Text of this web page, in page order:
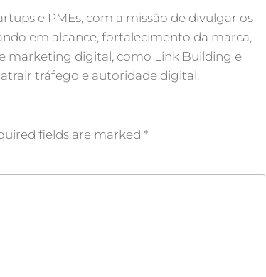
e PMEs, com a missão de divulgar os
em alcance, fortalecimento da marca,
marketing digital, como Link Building e
tráfego e autoridade digital.
fields are marked*